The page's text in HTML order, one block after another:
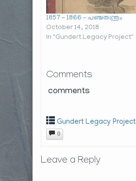
1857 – 1866 – പഞ്ചതന്ത്രം
October 14, 2018
In "Gundert Legacy Project"
Comments
comments
Gundert Legacy Project
0
Leave a Reply